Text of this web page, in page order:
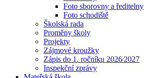
Foto sborovny a ředitelny
Foto schodiště
Školská rada
Proměny školy
Projekty
Zájmové kroužky
Zápis do 1. ročníku 2026⁄2027
Inspekční zprávy